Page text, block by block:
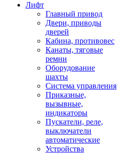
Лифт
Главный привод
Двери, приводы
дверей
Кабина, противовес
Канаты, тяговые
ремни
Оборудование
шахты
Система управления
Приказные,
вызывные,
индикаторы
Пускатели, реле,
выключатели
автоматические
Устройства